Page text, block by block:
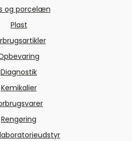
og porcelæn
Plast
Diagnostik
Kemikalier
Rengøring